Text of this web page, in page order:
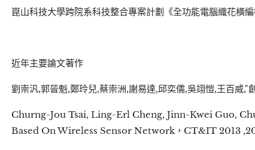
崑山科技大學跨院系科技整合專案計劃《全功能電腦織花
近年主要論文著作
劉崇汎,郭晉魁,鄭玲兒,蔡崇洲,謝易達,邱奕儒,吳翊愷,王百
Churng-Jou Tsai, Ling-Erl Cheng, Jinn-Kwei Guo,
Based On Wireless Sensor Network，CT&IT 2013